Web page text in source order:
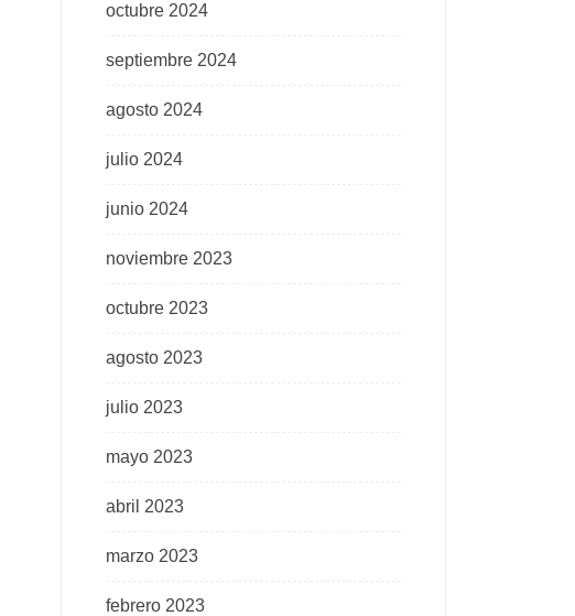
octubre 2024
septiembre 2024
agosto 2024
julio 2024
junio 2024
noviembre 2023
octubre 2023
agosto 2023
julio 2023
mayo 2023
abril 2023
marzo 2023
febrero 2023